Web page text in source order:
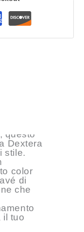
questo
Dextera
stile.
color
di
che
il tuo